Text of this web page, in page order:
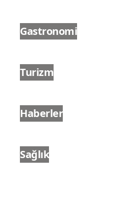
Gastronomi
Turizm
Haberler
Sağlık